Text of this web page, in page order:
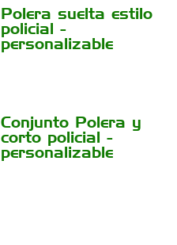
Polera suelta estilo
policial -
personalizable
Conjunto Polera y
corto policial -
personalizable